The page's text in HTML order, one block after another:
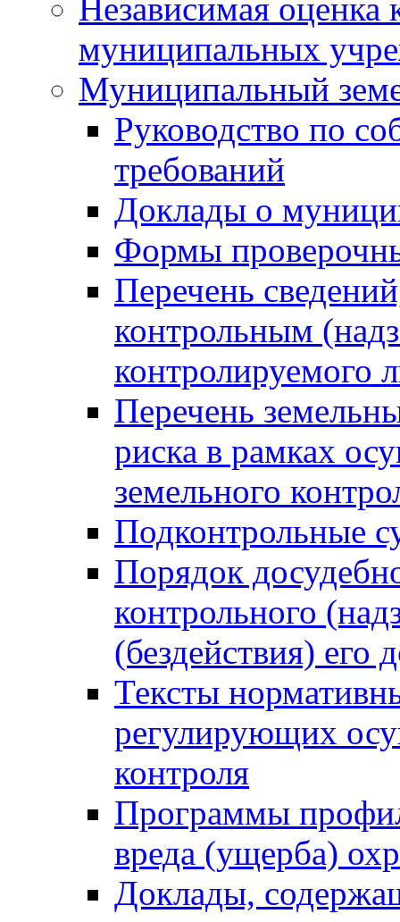
Независимая оценка
муниципальных
Муниципальный
Руководство по
требований
Доклады о
Формы
Перечень
контрольным
контролируемого
Перечень
риска в рамках
земельного
Подконтрольные
Порядок
контрольного
(бездействия)
Тексты
регулирующих
контроля
Программы
вреда (ущерба)
Доклады,